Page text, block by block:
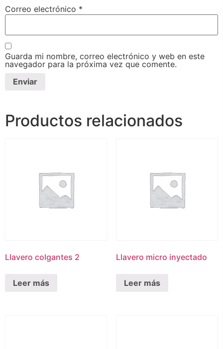
Correo electrónico *
Guarda mi nombre, correo electrónico y web en este
navegador para la próxima vez que comente.
Productos relacionados
Llavero colgantes 2
Leer más
Llavero micro inyectado
Leer más